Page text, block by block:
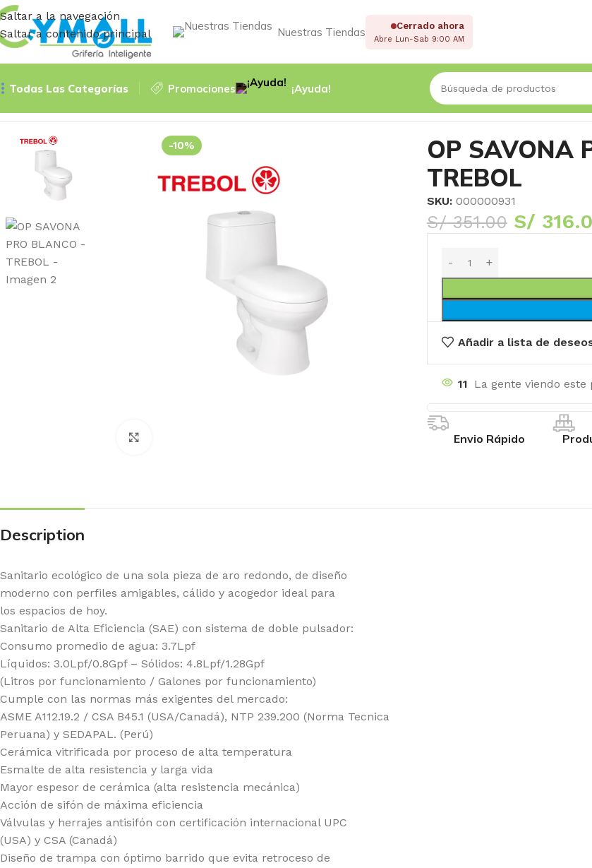
Saltar a la navegación
Saltar a contenido principal
Nuestras Tiendas Cerrado ahora
Abre Lun-Sab 9:00 AM
Todas Las Categorías
Llaves
Mezcladoras
Duchas
Duchas Mezcladoras
Monocomandos
ESPECIALIZADA
Fluxómetros
Temporizados
Llaves Urinario
Clínica
Llaves
Mezcladoras
Promociones
¡Ayuda!
-10%
OP SAVONA
TREBOL
SKU: 000000931
S/351.00 S/
Añadir a lista de
11 La gente viendo
Envio Rápido
Description
Sanitario ecológico de una sola pieza de aro redondo, de diseño
moderno con perfiles amigables, cálido y acogedor ideal para
los espacios de hoy.
Sanitario de Alta Eficiencia (SAE) con sistema de doble pulsador:
Consumo promedio de agua: 3.7Lpf
Líquidos: 3.0Lpf/0.8Gpf – Sólidos: 4.8Lpf/1.28Gpf
(Litros por funcionamiento / Galones por funcionamiento)
Cumple con las normas más exigentes del mercado:
ASME A112.19.2 / CSA B45.1 (USA/Canadá), NTP 239.200 (Norma Tecnica
Peruana) y SEDAPAL. (Perú)
Cerámica vitrificada por proceso de alta temperatura
Esmalte de alta resistencia y larga vida
Mayor espesor de cerámica (alta resistencia mecánica)
Acción de sifón de máxima eficiencia
Válvulas y herrajes antisifón con certificación internacional UPC
(USA) y CSA (Canadá)
Diseño de trampa con óptimo barrido que evita retroceso de